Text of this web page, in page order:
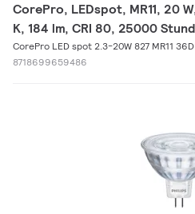
CorePro, LEDspot, MR11, 20
K, 184 lm, CRI 80, 25000
CorePro LED spot 2.3-20W 827 MR11 36D
8718699659486